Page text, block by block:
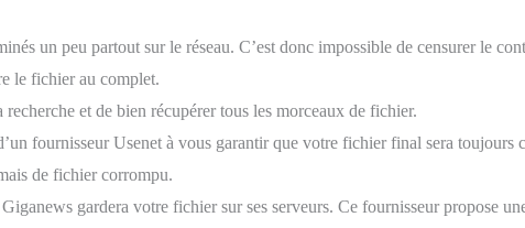
un peu partout sur le réseau. C’est donc impossible de censurer le
le fichier au complet.
et de bien récupérer tous les morceaux de fichier.
fournisseur Usenet à vous garantir que votre fichier final sera toujours
de fichier corrompu.
gardera votre fichier sur ses serveurs. Ce fournisseur propose